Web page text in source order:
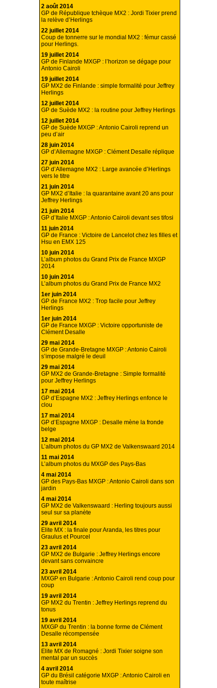
2 août 2014
GP de République tchèque MX2 : Jordi Tixier prend
la relève d’Herlings
22 juillet 2014
Coup de tonnerre sur le mondial MX2 : fémur cassé
pour Herlings.
19 juillet 2014
GP de Finlande MXGP : l’horizon se dégage pour
Antonio Cairoli
19 juillet 2014
GP MX2 de Finlande : simple formalité pour Jeffrey
Herlings
12 juillet 2014
GP de Suède MX2 : la routine pour Jeffrey Herlings
12 juillet 2014
GP de Suède MXGP : Antonio Cairoli reprend un
peu d’air
28 juin 2014
GP d’Allemagne MXGP : Clément Desalle réplique
27 juin 2014
GP d’Allemagne MX2 : Large avancée d’Herlings
vers le titre
21 juin 2014
GP MX2 d’Italie : la quarantaine avant 20 ans pour
Jeffrey Herlings
21 juin 2014
GP d’Italie MXGP : Antonio Cairoli devant ses tifosi
11 juin 2014
GP de France : Victoire de Lancelot chez les filles et
Hsu en EMX 125
10 juin 2014
L’album photos du Grand Prix de France MXGP
2014
10 juin 2014
L’album photos du Grand Prix de France MX2
1er juin 2014
GP de France MX2 : Trop facile pour Jeffrey
Herlings
1er juin 2014
GP de France MXGP : Victoire opportuniste de
Clément Desalle
29 mai 2014
GP de Grande-Bretagne MXGP : Antonio Cairoli
s’impose malgré le deuil
29 mai 2014
GP MX2 de Grande-Bretagne : Simple formalité
pour Jeffrey Herlings
17 mai 2014
GP d’Espagne MX2 : Jeffrey Herlings enfonce le
clou
17 mai 2014
GP d’Espagne MXGP : Desalle mène la fronde
belge
12 mai 2014
L’album photos du GP MX2 de Valkenswaard 2014
11 mai 2014
L’album photos du MXGP des Pays-Bas
4 mai 2014
GP des Pays-Bas MXGP : Antonio Cairoli dans son
jardin
4 mai 2014
GP MX2 de Valkenswaard : Herling toujours aussi
seul sur sa planète
29 avril 2014
Elite MX : la finale pour Aranda, les titres pour
Graulus et Pourcel
23 avril 2014
GP MX2 de Bulgarie : Jeffrey Herlings encore
devant sans convaincre
23 avril 2014
MXGP en Bulgarie : Antonio Cairoli rend coup pour
coup
19 avril 2014
GP MX2 du Trentin : Jeffrey Herlings reprend du
tonus
19 avril 2014
MXGP du Trentin : la bonne forme de Clément
Desalle récompensée
13 avril 2014
Elite MX de Romagné : Jordi Tixier soigne son
mental par un succès
4 avril 2014
GP du Brésil catégorie MXGP : Antonio Cairoli en
toute maîtrise